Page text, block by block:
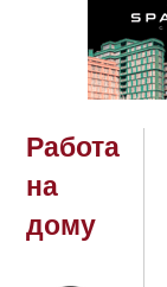
Работа
на
дому